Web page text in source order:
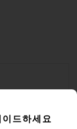
. 언제든지 수신 거
드하세요